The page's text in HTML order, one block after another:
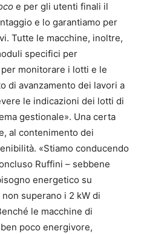
e per gli utenti finali il
e lo garantiamo per
Tutte le macchine, inoltre,
specifici per
per monitorare i lotti e le
di avanzamento dei lavori a
le indicazioni dei lotti di
gestionale». Una certa
al contenimento dei
«Stiamo conducendo
Ruffini – sebbene
energetico su
superano i 2 kW di
le macchine di
poco energivore,